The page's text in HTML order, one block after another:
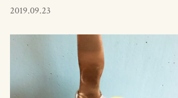
2019.09.23